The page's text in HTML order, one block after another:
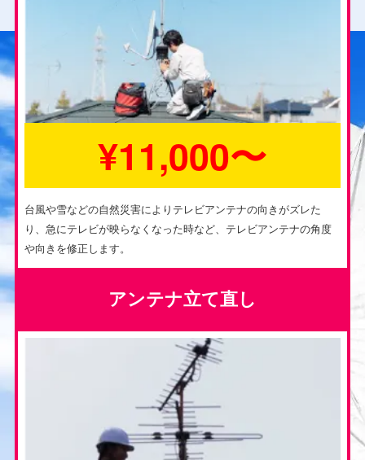
¥11,000〜
台風や雪などの自然災害によりテレビアンテナの向きがズレた
り、急にテレビが映らなくなった時など、テレビアンテナの角度
や向きを修正します。
アンテナ立て直し